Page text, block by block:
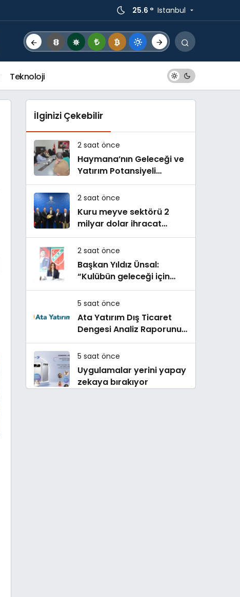
25.6 ° Istanbul
Teknoloji
İlginizi Çekebilir
2 saat önce
Haymana’nın Geleceği ve
Yatırım Potansiyeli
Masaya Yatırıldı
2 saat önce
Kuru meyve sektörü 2
milyar dolar ihracat
hedefi için Ankara’dan
destek istedi
2 saat önce
Başkan Yıldız Ünsal:
“Kulübün geleceği için
ortak irade oluşturulmalı”
5 saat önce
Ata Yatırım Dış Ticaret
Dengesi Analiz Raporunu
Yayımladı
5 saat önce
Uygulamalar yerini yapay
zekaya bırakıyor